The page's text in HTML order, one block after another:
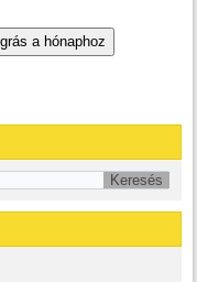
a hónaphoz